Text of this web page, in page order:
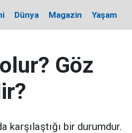
Dünya Magazin Yaşam
Göz
karşılaştığı bir durumdur.